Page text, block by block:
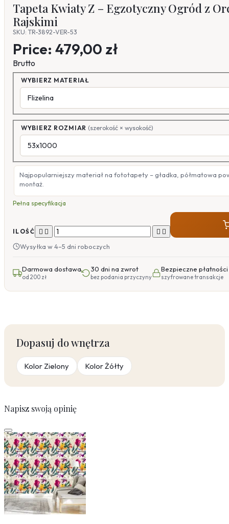
Tapeta Kwiaty Z – Egzotyczny Ogród z
Rajskimi
SKU: TR-3892-VER-53
Price: 479,00 zł
Brutto
WYBIERZ MATERIAŁ
WYBIERZ ROZMIAR (szerokość × wysokość)
Najpopularniejszy materiał na fototapety – gładka, półmatowa
montaż.
Pełna specyfikacja
ILOŚĆ    
Wysyłka w 4–5 dni roboczych
Darmowa dostawa
od 200 zł
30 dni na zwrot
bez podania przyczyny
Bezpieczne płatności
szyfrowane transakcje
Dopasuj do wnętrza
Kolor Zielony Kolor Żółty
Napisz swoją opinię